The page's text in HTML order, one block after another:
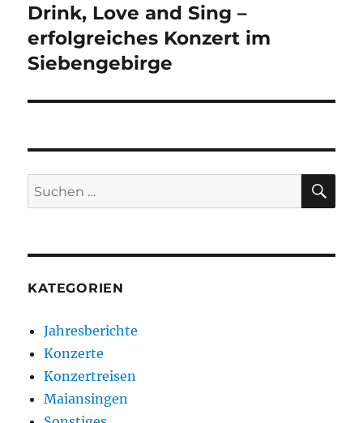
Nächster
Beitrag:
Drink, Love and Sing –
erfolgreiches Konzert im
Siebengebirge
Suchen
nach:
KATEGORIEN
Jahresberichte
Konzerte
Konzertreisen
Maiansingen